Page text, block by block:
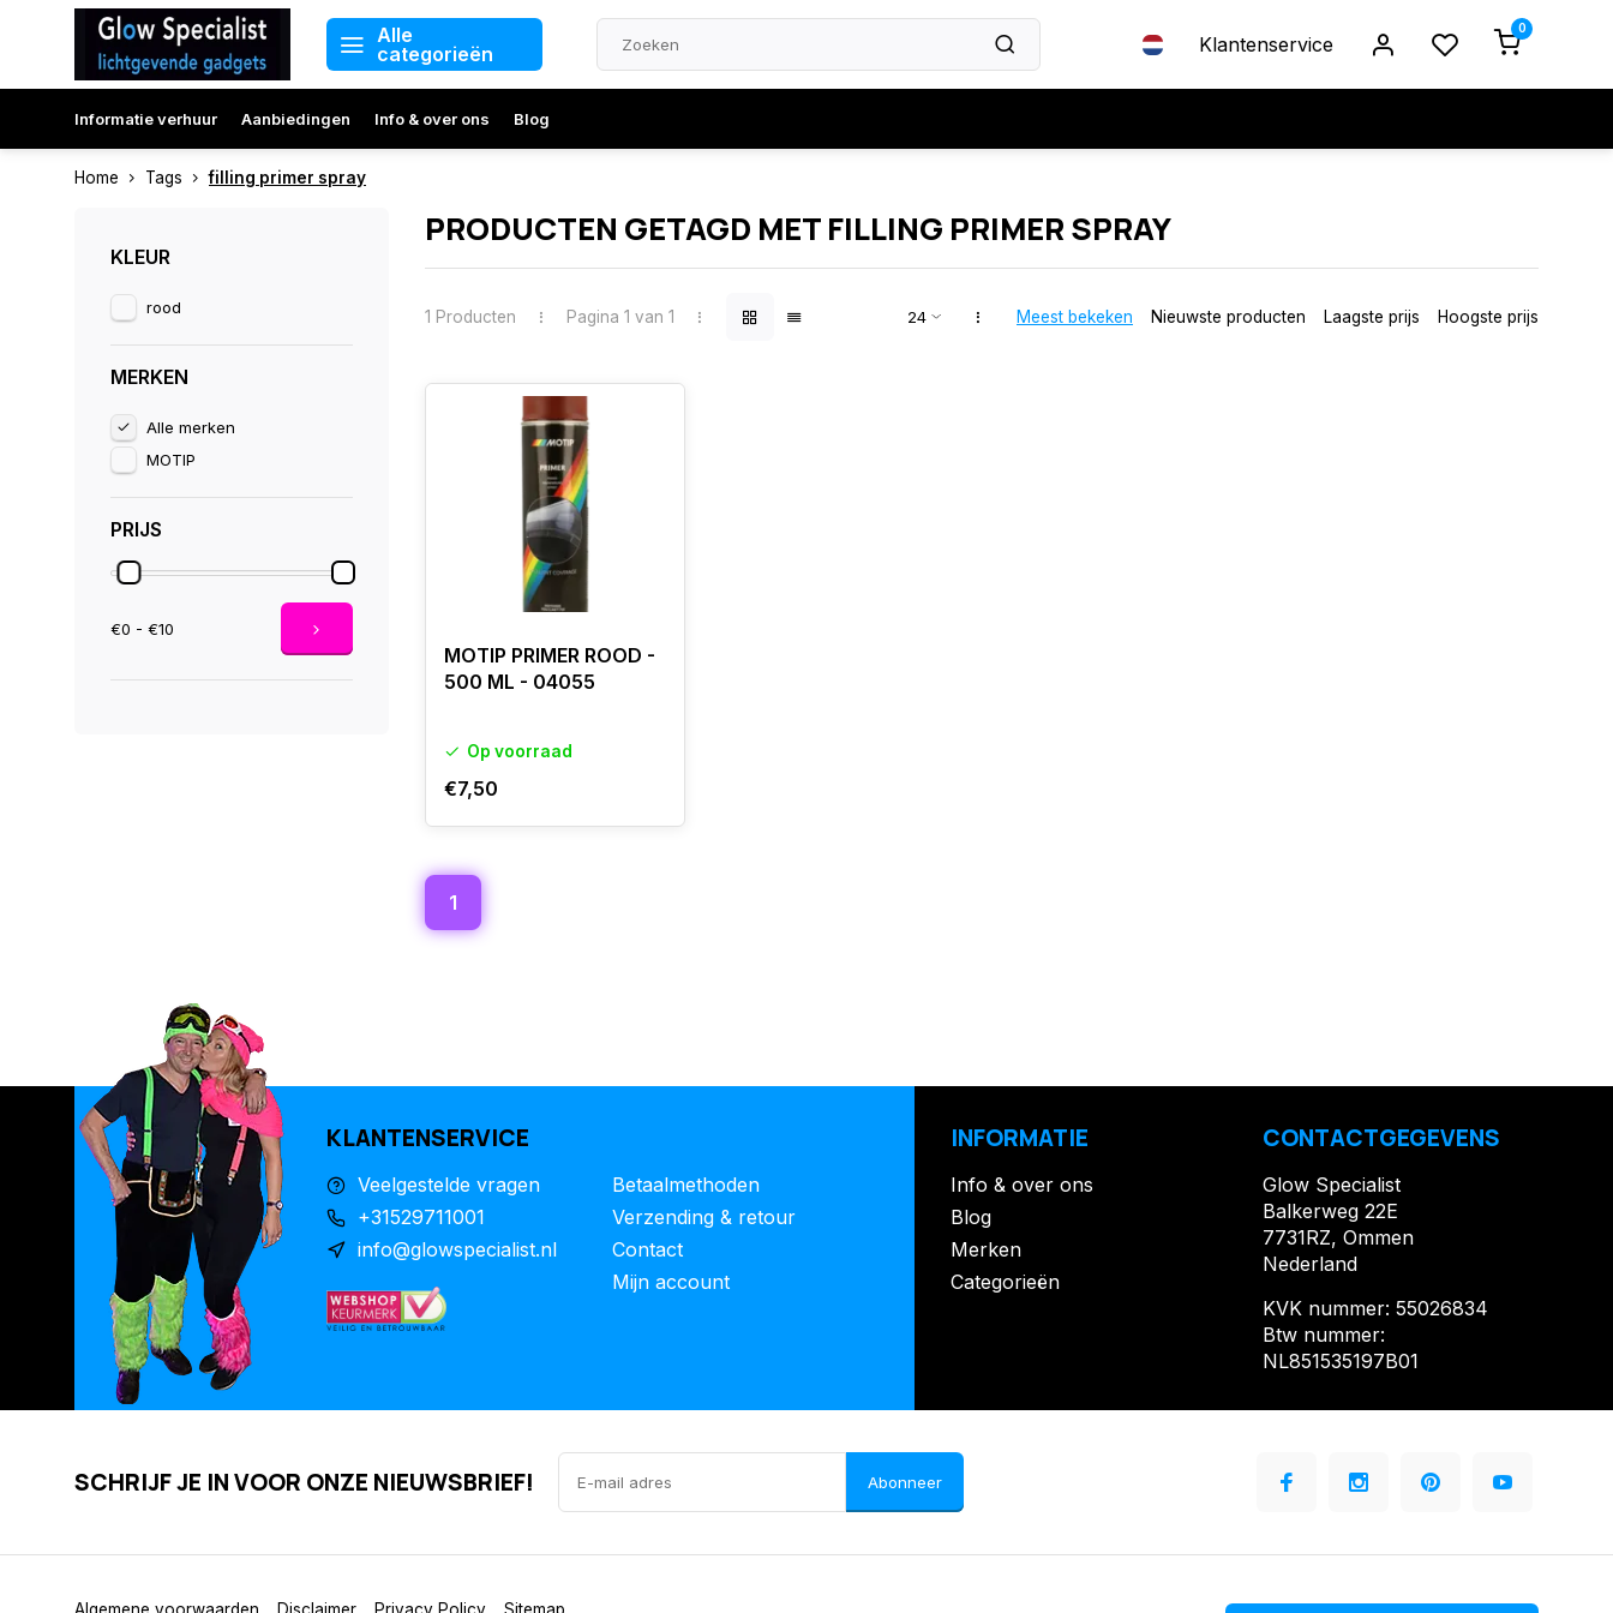
Alle
categorieën
Klantenservice
0
Informatie verhuur Aanbiedingen Info & over ons Blog
Home Tags filling primer spray
KLEUR
rood
MERKEN
Alle merken
MOTIP
PRIJS
€0 - €10
PRODUCTEN GETAGD MET FILLING PRIMER SPRAY
1 Producten Pagina 1 van 1 Meest bekeken Nieuwste producten Laagste prijs Hoogste prijs
MOTIP PRIMER ROOD -
500 ML - 04055
Op voorraad
€7,50
1
KLANTENSERVICE
Veelgestelde vragen
+31529711001
info@glowspecialist.nl
Betaalmethoden
Verzending & retour
Contact
Mijn account
INFORMATIE
Info & over ons
Blog
Merken
Categorieën
CONTACTGEGEVENS
Glow Specialist
Balkerweg 22E
7731RZ, Ommen
Nederland
KVK nummer: 55026834
Btw nummer:
NL851535197B01
SCHRIJF JE IN VOOR ONZE NIEUWSBRIEF! Abonneer
Algemene voorwaarden Disclaimer Privacy Policy Sitemap